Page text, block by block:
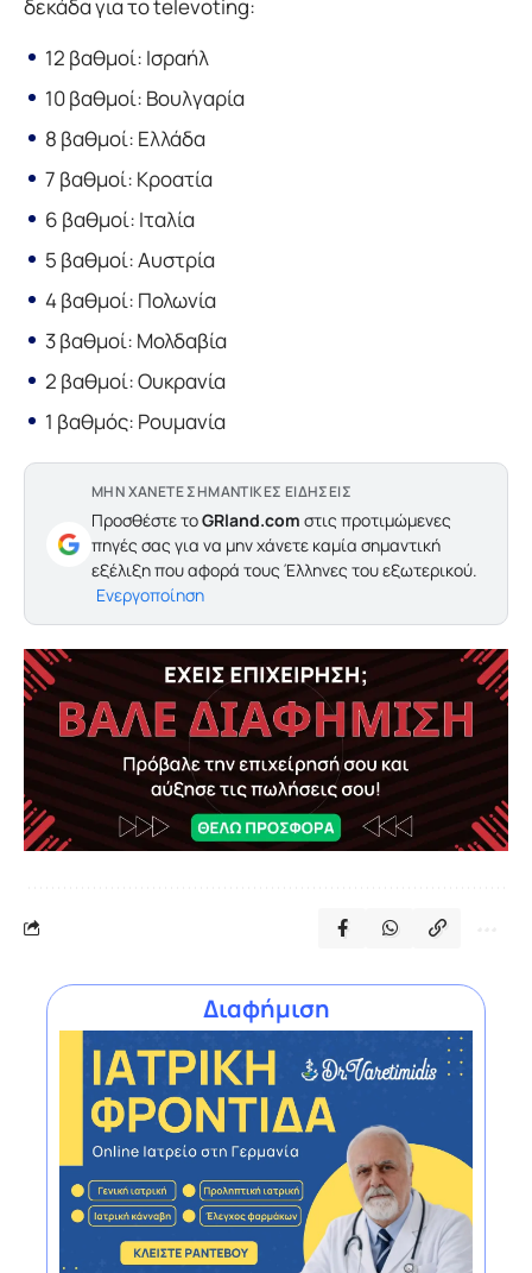
δεκάδα για το televoting:
12 βαθμοί: Ισραήλ
10 βαθμοί: Βουλγαρία
8 βαθμοί: Ελλάδα
7 βαθμοί: Κροατία
6 βαθμοί: Ιταλία
5 βαθμοί: Αυστρία
4 βαθμοί: Πολωνία
3 βαθμοί: Μολδαβία
2 βαθμοί: Ουκρανία
1 βαθμός: Ρουμανία
ΜΗΝ ΧΑΝΕΤΕ ΣΗΜΑΝΤΙΚΕΣ ΕΙΔΗΣΕΙΣ
Προσθέστε τοGRland.com στις προτιμώμενες
πηγές σας για να μην χάνετε καμία σημαντική
εξέλιξη που αφορά τους Έλληνες του εξωτερικού.
Ενεργοποίηση
Διαφήμιση